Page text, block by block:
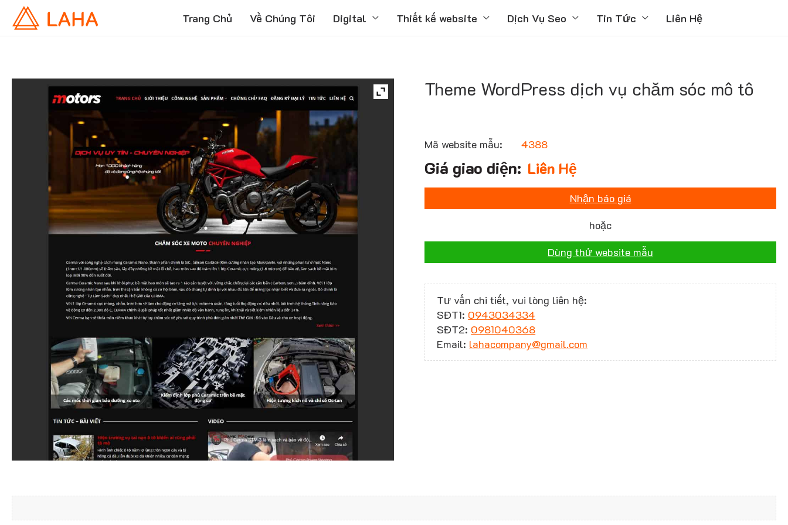
Trang Chủ Về Chúng Tôi Digital Thiết kế website Dịch Vụ Seo Tin Tức Liên Hệ
Theme WordPress dịch vụ chăm sóc mô tô
Mã website mẫu: 4388
Liên Hệ
Nhận báo giá
hoặc
Dùng thử website mẫu
Tư vấn chi tiết, vui lòng liên hệ:
SĐT1: 0943034334
SĐT2: 0981040368
Email: lahacompany@gmail.com